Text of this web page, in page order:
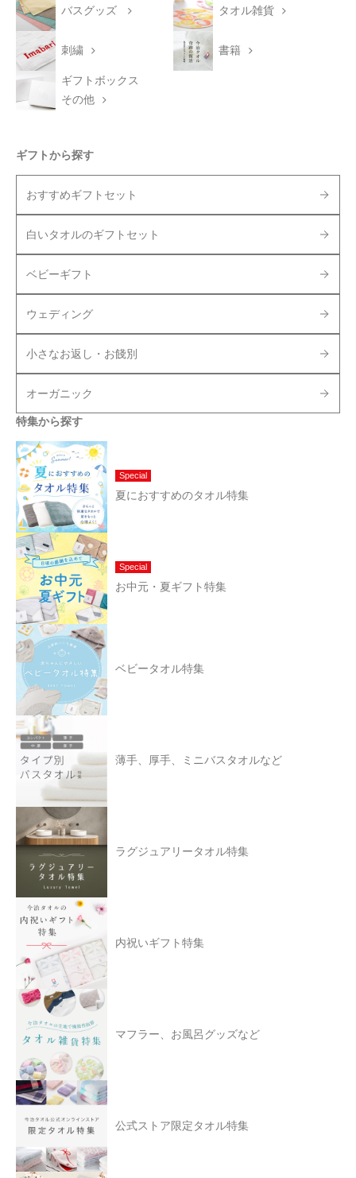
バスグッズ タオル雑貨
刺繍 書籍
ギフトボックス
その他
ギフトから探す
おすすめギフトセット
白いタオルのギフトセット
ベビーギフト
ウェディング
小さなお返し・お餞別
オーガニック
特集から探す
Special
夏におすすめのタオル特集
Special
お中元・夏ギフト特集
ベビータオル特集
薄手、厚手、ミニバスタオルなど
ラグジュアリータオル特集
内祝いギフト特集
マフラー、お風呂グッズなど
公式ストア限定タオル特集